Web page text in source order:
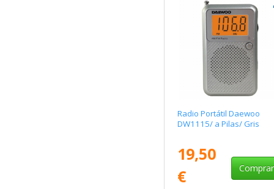
Radio Portátil Daewoo
DW1115/ a Pilas/ Gris
19,50
€
Comprar